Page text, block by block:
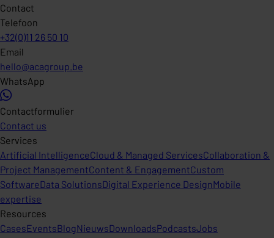
Contact
Telefoon
+32(0)11 26 50 10
Email
hello@acagroup.be
WhatsApp
Contactformulier
Contact us
Services
Artificial IntelligenceCloud & Managed ServicesCollaboration &
Project ManagementContent & EngagementCustom
SoftwareData SolutionsDigital Experience DesignMobile
expertise
Resources
CasesEventsBlogNieuwsDownloadsPodcastsJobs